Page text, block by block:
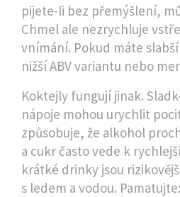
pijete-li bez přemýšlení,
Chmel ale nezrychluje
vnímání. Pokud máte
nižší ABV variantu nebo
Koktejly fungují jinak.
nápoje mohou urychlit
způsobuje, že alkohol
a cukr často vede k
krátké drinky jsou
s ledem a vodou.